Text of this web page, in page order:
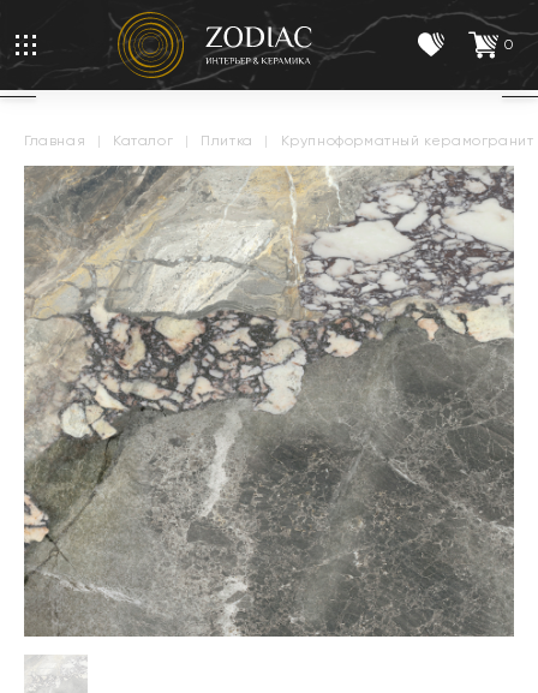
0
главная | каталог | плитка | крупноформатный керамогранит